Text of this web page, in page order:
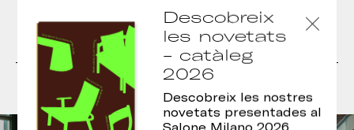
Projectes
Descobreix
les novetats
- catàleg
2026
Descobreix les nostres
novetats presentades al
Salone Milano 2026